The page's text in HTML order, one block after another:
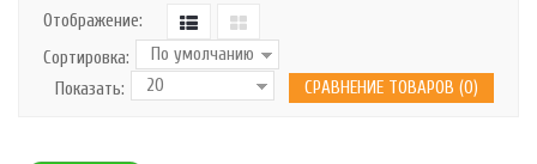
Отображение:
Сортировка:
Показать:
СРАВНЕНИЕ ТОВАРОВ (0)